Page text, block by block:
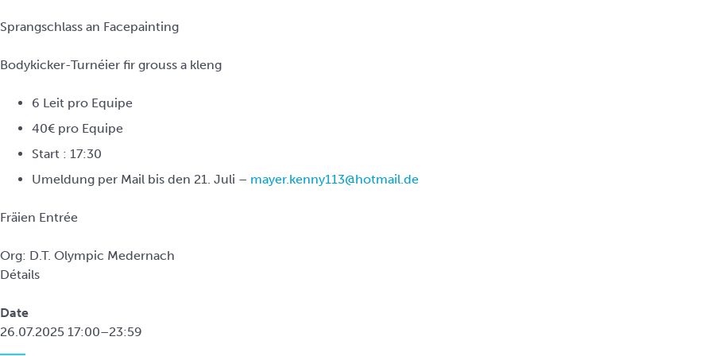
Sprangschlass an Facepainting
Bodykicker-Turnéier fir grouss a kleng
6 Leit pro Equipe
40€ pro Equipe
Start : 17:30
Umeldung per Mail bis den 21. Juli – mayer.kenny113@hotmail.de
Fräien Entrée
Org: D.T. Olympic Medernach
Détails
Date
26.07.2025 17:00–23:59